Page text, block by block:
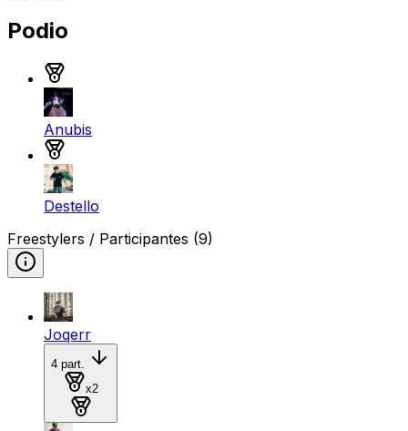
Podio
Anubis
Destello
Freestylers / Participantes (9)
Joqerr
4 part.
Medalla de oro
x2
Medalla de plata